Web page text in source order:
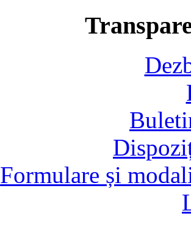
Formulare și